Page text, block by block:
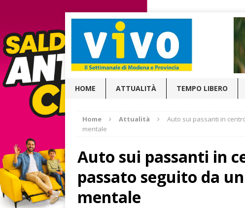
HOME ATTUALITÀ TEMPO LIBERO
Home Attualità
Auto sui passanti in
mentale
Auto sui passanti in
passato seguito da
mentale